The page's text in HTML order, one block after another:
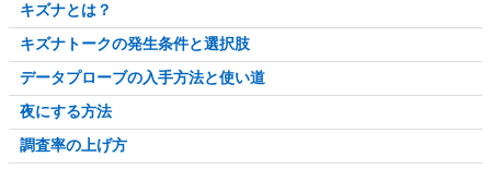
キズナとは？
キズナトークの発生条件と選択肢
データプローブの入手方法と使い道
夜にする方法
調査率の上げ方